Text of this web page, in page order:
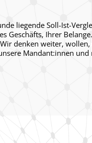
liegende Soll-Ist-
Geschäfts, Ihrer
denken weiter, wollen,
Mandant:innen und